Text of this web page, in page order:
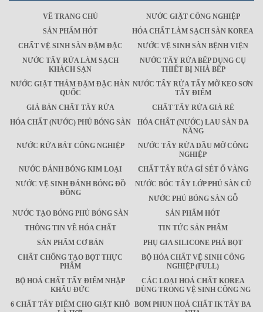
VỀ TRANG CHỦ
NƯỚC GIẶT CÔNG NGHIỆP
SẢN PHẨM HÓT
HÓA CHẤT LÀM SẠCH SÀN KOREA
CHẤT VỆ SINH SÀN ĐẬM ĐẶC
NƯỚC VỆ SINH SÀN BỆNH VIỆN
NƯỚC TẨY RỬA LÀM SẠCH
KHÁCH SẠN
NƯỚC TẨY RỬA BẾP DỤNG CỤ
THIẾT BỊ NHÀ BẾP
NƯỚC GIẶT THẢM ĐẬM ĐẶC HÀN
QUỐC
NƯỚC TẨY RỬA TẨY MỠ KEO SƠN
TẨY ĐIỂM
GIÁ BÁN CHẤT TÂY RỬA
CHẤT TẨY RỬA GIÁ RẺ
HÓA CHẤT (NƯỚC) PHỦ BÓNG SÀN
HÓA CHẤT (NƯỚC) LAU SÀN ĐA
NĂNG
NƯỚC RỬA BÁT CÔNG NGHIỆP
NƯỚC TẨY RỬA DẦU MỠ CÔNG
NGHIỆP
NƯỚC ĐÁNH BÓNG KIM LOẠI
CHẤT TẨY RỬA GỈ SÉT Ố VÀNG
NƯỚC VỆ SINH ĐÁNH BÓNG ĐỒ
ĐỒNG
NƯỚC BÓC TẨY LỚP PHỦ SÀN CŨ
NƯỚC PHỦ BÓNG SÀN GỖ
NƯỚC TẠO BÓNG PHỦ BÓNG SÀN
SẢN PHẨM HÓT
THÔNG TIN VỀ HÓA CHẤT
TIN TỨC SẢN PHẨM
SẢN PHẨM CƠ BẢN
PHỤ GIA SILICONE PHÁ BỌT
CHẤT CHỐNG TẠO BỌT THỰC
PHẨM
BỘ HÓA CHẤT VỆ SINH CÔNG
NGHIỆP (FULL)
BỘ HOÁ CHẤT TẨY ĐIỂM NHẬP
KHẨU ĐỨC
CÁC LOẠI HOÁ CHẤT KOREA
DÙNG TRONG VỆ SINH CÔNG NG
6 CHẤT TẨY ĐIỂM CHO GIẶT KHÔ BƠM PHUN HOÁ CHẤT IK TÂY BA